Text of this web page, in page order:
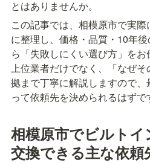
とはありませんか。
この記事では、相模原市で実
に整理し、価格・品質・10年
ら「失敗しにくい選び方」を
上位業者だけでなく、「なぜ
拠まで丁寧に解説しますので
って依頼先を決められるはずで
相模原市でビルト
交換できる主な依頼